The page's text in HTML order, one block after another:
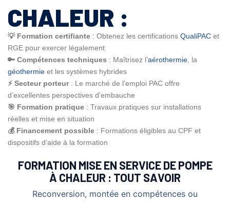
CHALEUR :
💡 Formation certifiante : Obtenez les certifications QualiPAC et
RGE pour exercer légalement
🔑 Compétences techniques : Maîtrisez l’aérothermie , la
géothermie et les systèmes hybrides
⚡ Secteur porteur: Le marché de l’emploi PAC offre
d’excellentes perspectives d’embauche
🎯 Formation pratique : Travaux pratiques sur installations
réelles et mise en situation
💰 Financement possible : Formations éligibles au CPF et
dispositifs d’aide à la formation
FORMATION MISE EN SERVICE DE POMPE
À CHALEUR : TOUT SAVOIR
Reconversion, montée en compétences ou